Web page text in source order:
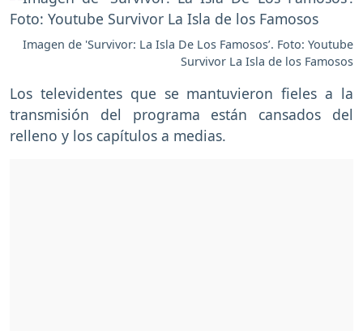
Imagen de 'Survivor: La Isla De Los Famosos’. Foto: Youtube
Survivor La Isla de los Famosos
Los televidentes que se mantuvieron fieles a la
transmisión del programa están cansados del
relleno y los capítulos a medias.